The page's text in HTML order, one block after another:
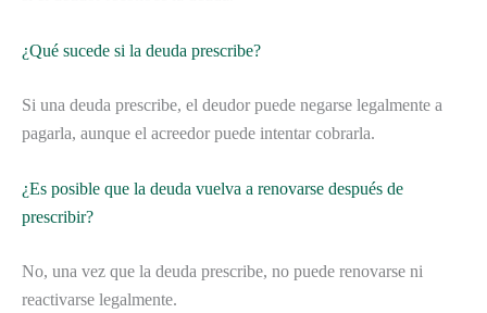
¿Qué sucede si la deuda prescribe?
Si una deuda prescribe, el deudor puede negarse legalmente a
pagarla, aunque el acreedor puede intentar cobrarla.
¿Es posible que la deuda vuelva a renovarse después de
prescribir?
No, una vez que la deuda prescribe, no puede renovarse ni
reactivarse legalmente.